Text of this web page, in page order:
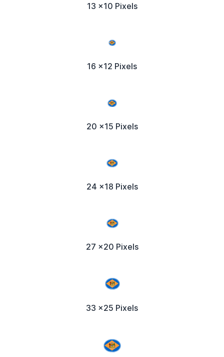
13 x10 Pixels
16 x12 Pixels
20 x15 Pixels
24 x18 Pixels
27 x20 Pixels
33 x25 Pixels